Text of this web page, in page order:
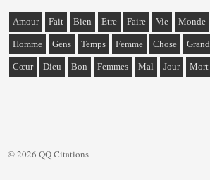
Amour Fait Bien Etre Faire Vie Monde
Homme Gens Temps Femme Chose Grand
Cœur Dieu Bon Femmes Mal Jour Mort
© 2026 QQ Citations